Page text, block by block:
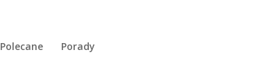
Polecane Porady